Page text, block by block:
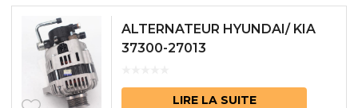
ALTERNATEUR HYUNDAI/ KIA
37300-27013
LIRE LA SUITE